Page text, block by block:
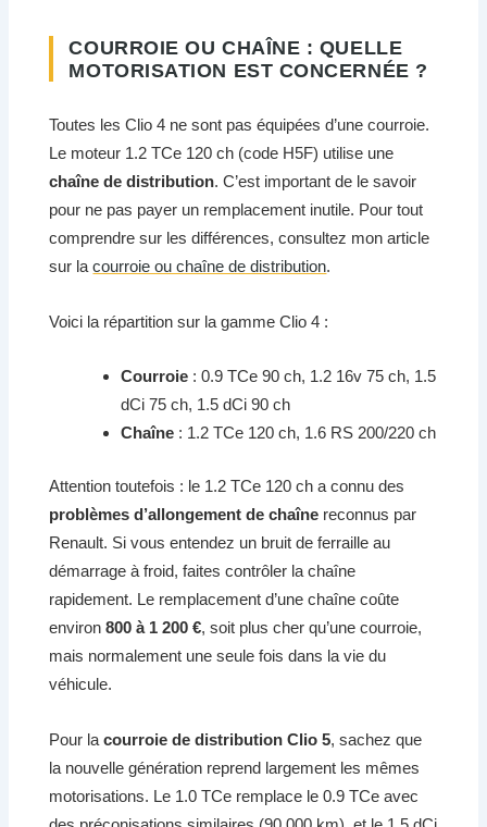
COURROIE OU CHAÎNE : QUELLE
MOTORISATION EST CONCERNÉE ?
Toutes les Clio 4 ne sont pas équipées d’une courroie.
Le moteur 1.2 TCe 120 ch (code H5F) utilise une
chaîne de distribution. C’est important de le savoir
pour ne pas payer un remplacement inutile. Pour tout
comprendre sur les différences, consultez mon article
sur lacourroie ou chaîne de distribution.
Voici la répartition sur la gamme Clio 4 :
Courroie : 0.9 TCe 90 ch, 1.2 16v 75 ch, 1.5
dCi 75 ch, 1.5 dCi 90 ch
Chaîne : 1.2 TCe 120 ch, 1.6 RS 200/220 ch
Attention toutefois : le 1.2 TCe 120 ch a connu des
problèmes d’allongement de chaîne reconnus par
Renault. Si vous entendez un bruit de ferraille au
démarrage à froid, faites contrôler la chaîne
rapidement. Le remplacement d’une chaîne coûte
environ800 à 1 200 €, soit plus cher qu’une courroie,
mais normalement une seule fois dans la vie du
véhicule.
Pour lacourroie de distribution Clio 5, sachez que
la nouvelle génération reprend largement les mêmes
motorisations. Le 1.0 TCe remplace le 0.9 TCe avec